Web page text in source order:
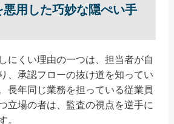
用した巧妙な隠ぺい手
にくい理由の一つは、担当者が自
、承認フローの抜け道を知ってい
長年同じ業務を担っている従業員
立場の者は、監査の視点を逆手に
。